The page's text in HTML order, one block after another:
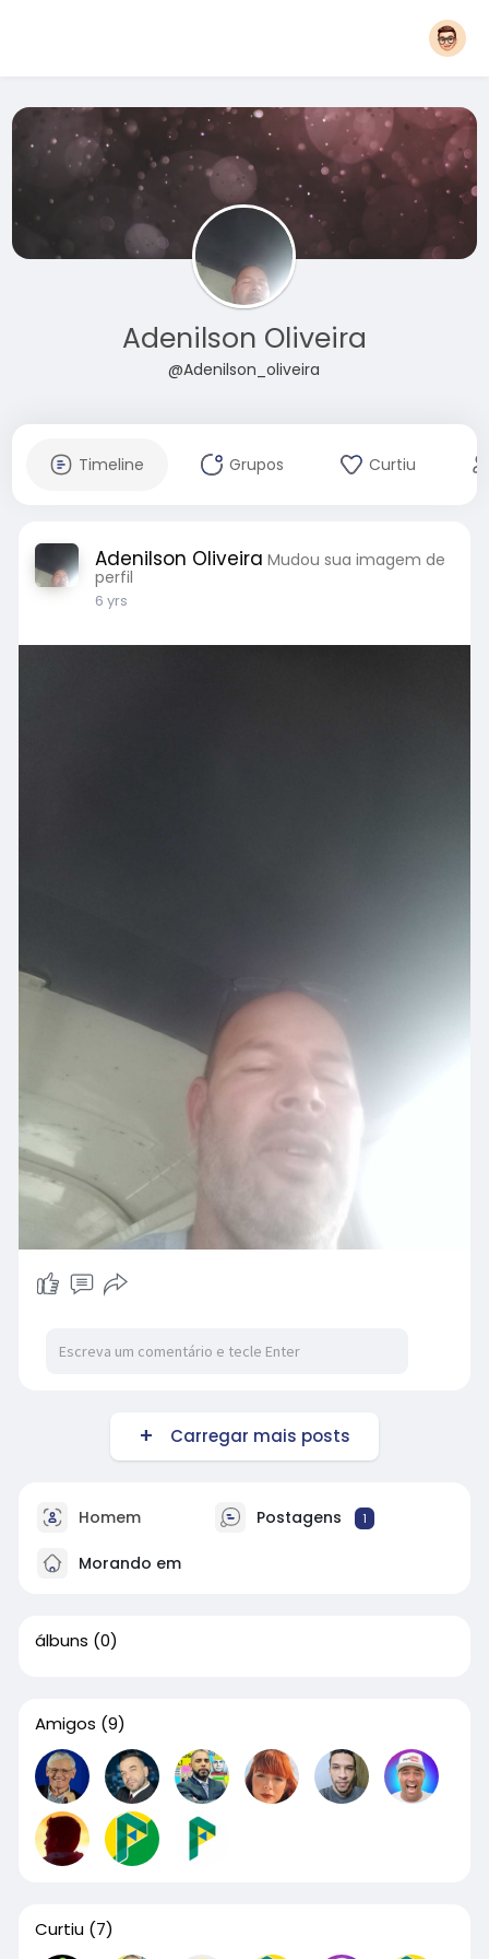
Adenilson Oliveira
@Adenilson_oliveira
Timeline Grupos Curtiu
Adenilson Oliveira Mudou sua imagem de
perfil
6 yrs
Carregar mais posts
Homem Postagens 1
Morando em
álbuns (0)
Amigos (9)
Curtiu (7)